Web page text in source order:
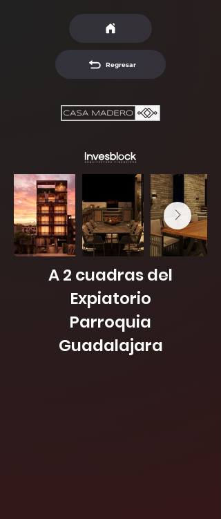
Regresar
A 2 cuadras del
Expiatorio
Parroquia
Guadalajara